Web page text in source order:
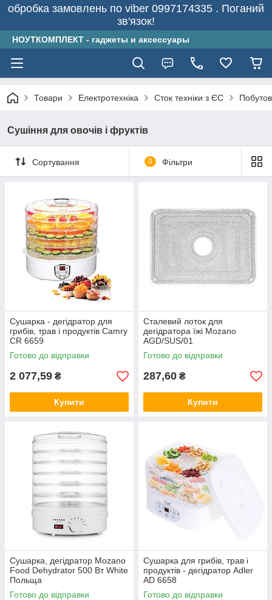
обробка замовлень по viber 0997174335 . Поганий
зв'язок!
НОУТКОМПЛЕКТ - гаджеты и аксессуары
Товари Електротехніка Сток техніки з ЄС
Сушіння для овочів і фруктів
Сортування 0 Фільтри
Сушарка - дегідратор для
грибів, трав і продуктів Camry
CR 6659
Готово до відправки
2 077,59 ₴
Купити
Сталевий лоток для
дегідратора їжі Mozano
AGD/SUS/01
Готово до відправки
287,60 ₴
Купити
Сушарка, дегідратор Mozano
Food Dehydrator 500 Вт White
Польща
Готово до відправки
Сушарка для грибів, трав і
продуктів - дегідратор Adler
AD 6658
Готово до відправки